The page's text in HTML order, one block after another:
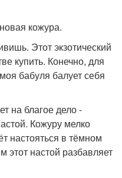
кожура.
Этот экзотический
купить. Конечно, для
бабуля балует себя
на благое дело -
Кожуру мелко
настояться в тёмном
этот настой разбавляет